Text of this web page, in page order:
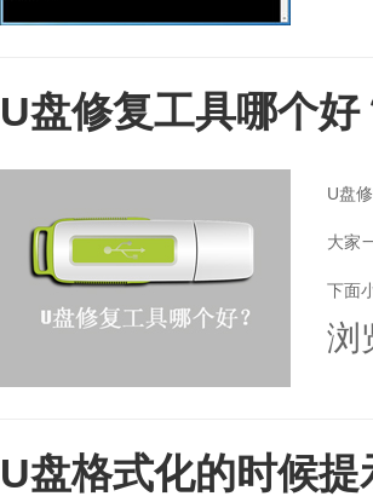
U盘修复工具哪个
U盘
大家
下面
浏
U盘格式化的时候